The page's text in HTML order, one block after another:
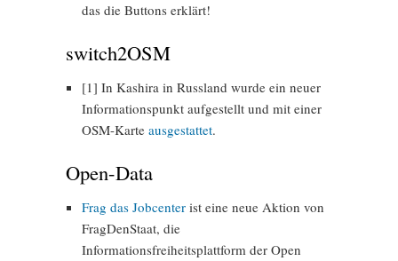
das die Buttons erklärt!
switch2OSM
[1] In Kashira in Russland wurde ein neuer
Informationspunkt aufgestellt und mit einer
OSM-Karte ausgestattet.
Open-Data
Frag das Jobcenter ist eine neue Aktion von
FragDenStaat, die
Informationsfreiheitsplattform der Open